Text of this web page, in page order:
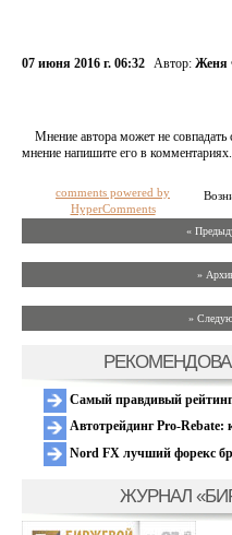
07 июня 2016 г. 06:32 Автор: Женя
Мнение автора может не
мнение напишите его в комментариях.
comments powered by
HyperComments
«
»
»
Самый правдивый
Автотрейдинг Pro-Rebate:
Nord FX лучший форекс
ЖУРНАЛ